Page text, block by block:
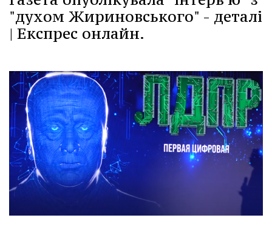
"духом Жириновського" - деталі
| Експрес онлайн.